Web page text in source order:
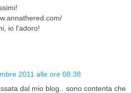
io l'adoro!
2011 alle ore 08:38
dal mio blog.. sono contenta che